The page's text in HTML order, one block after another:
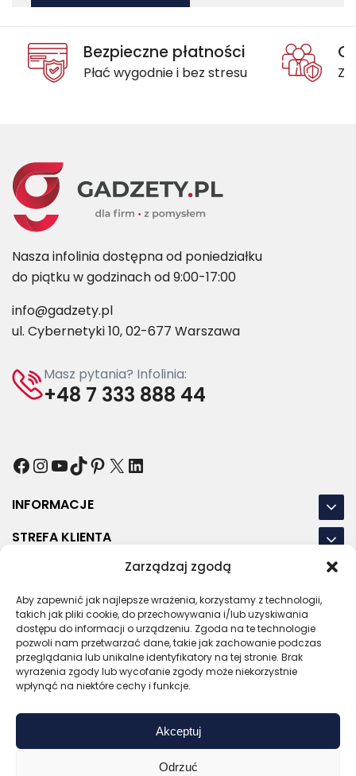
Zarządzaj zgodą
Aby zapewnić jak najlepsze wrażenia, korzystamy z technologii,
takich jak pliki cookie, do przechowywania i/lub uzyskiwania
dostępu do informacji o urządzeniu. Zgoda na te technologie
pozwoli nam przetwarzać dane, takie jak zachowanie podczas
przeglądania lub unikalne identyfikatory na tej stronie. Brak
wyrażenia zgody lub wycofanie zgody może niekorzystnie
wpłynąć na niektóre cechy i funkcje.
Akceptuj
Odrzuć
Bezpieczne płatności
Płać wygodnie i bez stresu
Nasza infolinia dostępna od poniedziałku
do piątku w godzinach od 9:00-17:00
info@gadzety.pl
ul. Cybernetyki 10, 02-677 Warszawa
Masz pytania? Infolinia:
+48 7 333 888 44
Facebook
Instagram
YouTube
TikTok
Pinterest
X LinkedIn
INFORMACJE
STREFA KLIENTA
NASZE LOKALIZACJE
OSTATNIE POSTY
RODOREGULAMINPOLITYKA PRYWATNOŚCI
Certyfikat SSL
Zaufany sprzedawca
Sprawdź opinie